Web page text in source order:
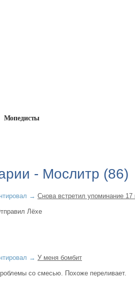
Мопедисты
- Мослитр (86)
→ Снова встретил упоминание 17
Лёхе
→ У меня бомбит
со смесью. Похоже переливает.